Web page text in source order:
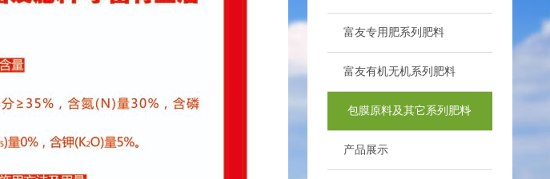
富友专用肥系列肥料
富友有机无机系列肥料
包膜原料及其它系列肥料
>
产品展示